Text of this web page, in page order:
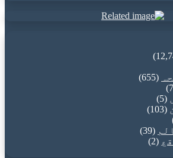
(655)
(5)
(103)
(39)
(2)